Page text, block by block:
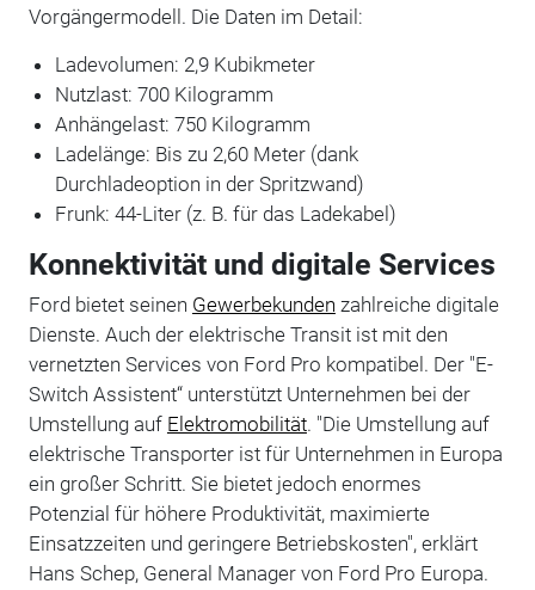
Vorgängermodell. Die Daten im Detail:
Ladevolumen: 2,9 Kubikmeter
Nutzlast: 700 Kilogramm
Anhängelast: 750 Kilogramm
Ladelänge: Bis zu 2,60 Meter (dank
Durchladeoption in der Spritzwand)
Frunk: 44-Liter (z. B. für das Ladekabel)
Konnektivität und digitale Services
Ford bietet seinen Gewerbekunden zahlreiche digitale
Dienste. Auch der elektrische Transit ist mit den
vernetzten Services von Ford Pro kompatibel. Der "E-
Switch Assistent“ unterstützt Unternehmen bei der
Umstellung auf Elektromobilität. "Die Umstellung auf
elektrische Transporter ist für Unternehmen in Europa
ein großer Schritt. Sie bietet jedoch enormes
Potenzial für höhere Produktivität, maximierte
Einsatzzeiten und geringere Betriebskosten", erklärt
Hans Schep, General Manager von Ford Pro Europa.